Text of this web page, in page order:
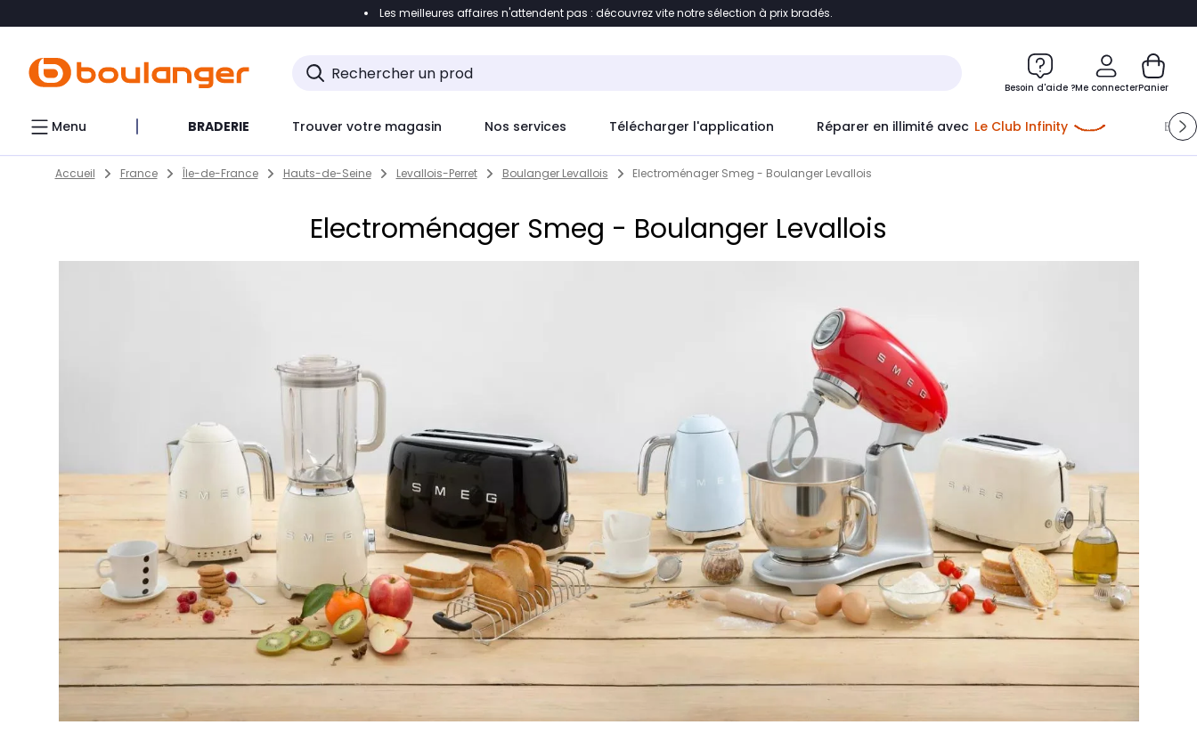
Accéder directement au contenu Accéder directement au pied de page Accéder directement au chatbot
Les meilleures affaires n'attendent pas : découvrez vite notre sélection à prix bradés.
Besoin d'aide ?Me connecter
Me connecter
Panier
Menu BRADERIE Trouver votre magasin Nos services Télécharger l'application Réparer en illimité avec Le Club Infinity
Skip to content
Return to Nav
Accueil France Île-de-France Hauts-de-Seine Levallois-Perret Boulanger Levallois Electroménager Smeg - Boulanger Levallois
Electroménager Smeg - Boulanger Levallois